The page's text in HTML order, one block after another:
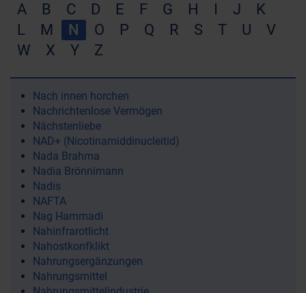
A B C D E F G H I J
K
L
M N O P Q R S T U
V
W
X Y Z
Nach innen horchen
Nachrichtenlose Vermögen
Nächstenliebe
NAD+ (Nicotinamiddinucleitid)
Nada Brahma
Nadia Brönnimann
Nadis
NAFTA
Nag Hammadi
Nahinfrarotlicht
Nahostkonfklikt
Nahrungsergänzungen
Nahrungsmittel